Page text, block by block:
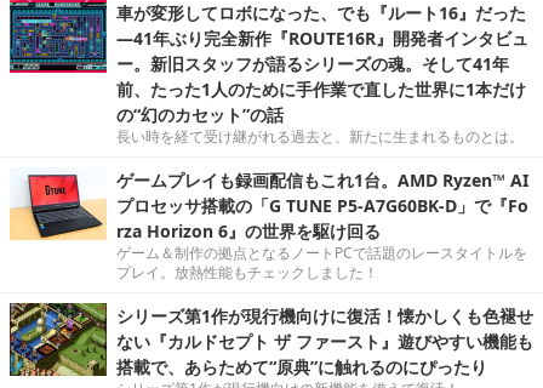
車が変形してロボになった、でも『ルート16』だった
―41年ぶり完全新作『ROUTE16R』開発者インタビュ
ー。新旧スタッフが語るシリーズの魂。そして41年
前、たった1人のために手作業で直した世界に1本だけ
の“幻のカセット”の話
長い時を経て受け継がれる過去と、新たに生まれるものとは。
ゲームプレイも録画配信もこれ1台。AMD Ryzen™ AI
プロセッサ搭載の「G TUNE P5-A7G60BK-D」で『Fo
rza Horizon 6』の世界を駆け回る
ゲーム＆制作の拠点となるノートPCで話題のレースタイトルを
プレイ。放熱性能もチェックしました！
シリーズ第1作が現行機向けに復活！懐かしくも色褪せ
ない『カルドセプト ザ ファースト』遊びやすい機能も
搭載で、あらためて“原典”に触れるのにぴったり